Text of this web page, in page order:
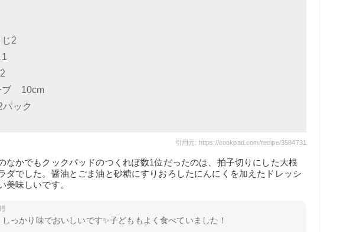
2
ブ 10cm
ック
引用元: https://cookpad.com/recipe/3584731
なかでもクックパッドのつくれぽ数1位だったのは、拍子切りにした大根
ダでした。醤油とごま油と砂糖にすりおろしたにんにくを加えたドレッシ
美味しいです。
しっかり味でおいしいです✨子どももよく食べていました！